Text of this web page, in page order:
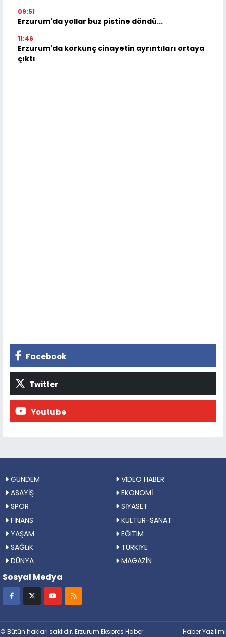
09:51
Erzurum'da yollar buz pistine döndü...
11:46
Erzurum'da korkunç cinayetin ayrıntıları ortaya
çıktı
Facebook
Twitter
Youtube
GÜNDEM
VİDEO HABER
ASAYİŞ
EKONOMİ
SPOR
SİYASET
FİNANS
KÜLTÜR-SANAT
YAŞAM
EĞITIM
SAĞLıK
TÜRKİYE
DÜNYA
MAGAZİN
Sosyal Medya
© Bütün hakları saklıdır. Erzurum Ekspres Haber Haber Yazılımı